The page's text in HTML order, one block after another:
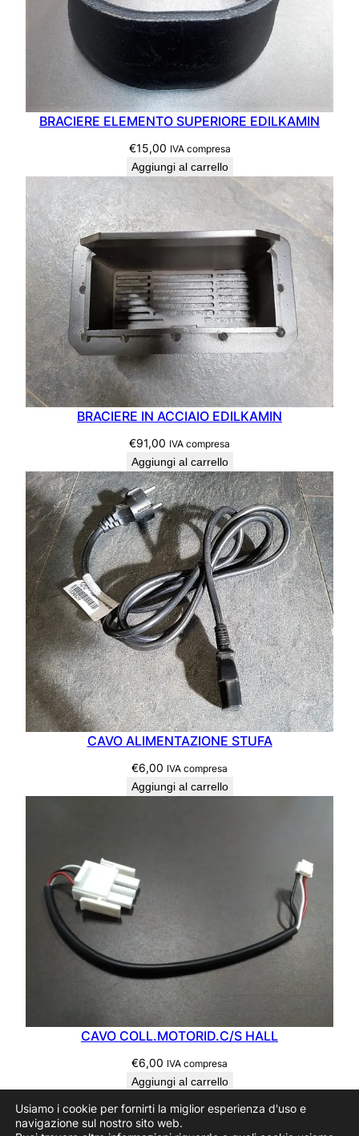
BRACIERE ELEMENTO SUPERIORE EDILKAMIN
€15,00 IVA compresa
Aggiungi al carrello
BRACIERE IN ACCIAIO EDILKAMIN
€91,00 IVA compresa
Aggiungi al carrello
CAVO ALIMENTAZIONE STUFA
€6,00 IVA compresa
Aggiungi al carrello
CAVO COLL.MOTORID.C/S HALL
€6,00 IVA compresa
Aggiungi al carrello
Usiamo i cookie per fornirti la miglior esperienza d'uso e
navigazione sul nostro sito web.